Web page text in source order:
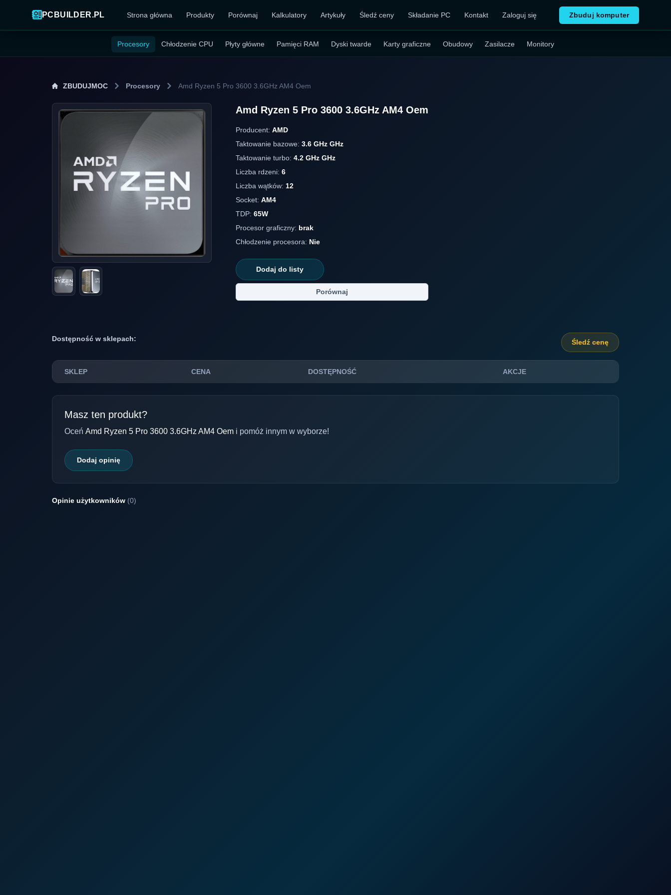
PCBUILDER.PL Strona główna Produkty Porównaj Kalkulatory Artykuły Śledź ceny Składanie PC Kontakt Zaloguj się Zbuduj komputer
Procesory Chłodzenie CPU Płyty główne Pamięci RAM Dyski twarde Karty graficzne Obudowy Zasilacze Monitory
ZBUDUJMOC Procesory Amd Ryzen 5 Pro 3600 3.6GHz AM4 Oem
Amd Ryzen 5 Pro 3600 3.6GHz AM4 Oem
Producent: AMD
Taktowanie bazowe: 3.6 GHz GHz
Taktowanie turbo: 4.2 GHz GHz
Liczba rdzeni: 6
Liczba wątków: 12
Socket: AM4
TDP: 65W
Procesor graficzny: brak
Chłodzenie procesora: Nie
Dodaj do listy
Porównaj
Dostępność w sklepach: Śledź cenę
SKLEP CENA DOSTĘPNOŚĆ AKCJE
Masz ten produkt?
Oceń Amd Ryzen 5 Pro 3600 3.6GHz AM4 Oem i pomóż innym w wyborze!
Dodaj opinię
Opinie użytkowników (0)